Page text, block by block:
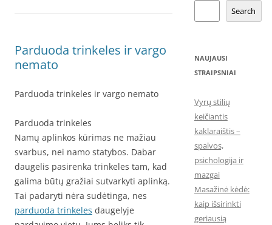
Parduoda trinkeles ir vargo
nemato
Parduoda trinkeles ir vargo nemato
Parduoda trinkeles
Namų aplinkos kūrimas ne mažiau
svarbus, nei namo statybos. Dabar
daugelis pasirenka trinkeles tam, kad
galima būtų gražiai sutvarkyti aplinką.
Tai padaryti nėra sudėtinga, nes
parduoda trinkeles daugelyje
Search
NAUJAUSI
STRAIPSNIAI
Vyrų stilių
keičiantis
kaklaraištis –
spalvos,
psichologija ir
mazgai
Masažinė kėdė:
kaip išsirinkti
geriausią